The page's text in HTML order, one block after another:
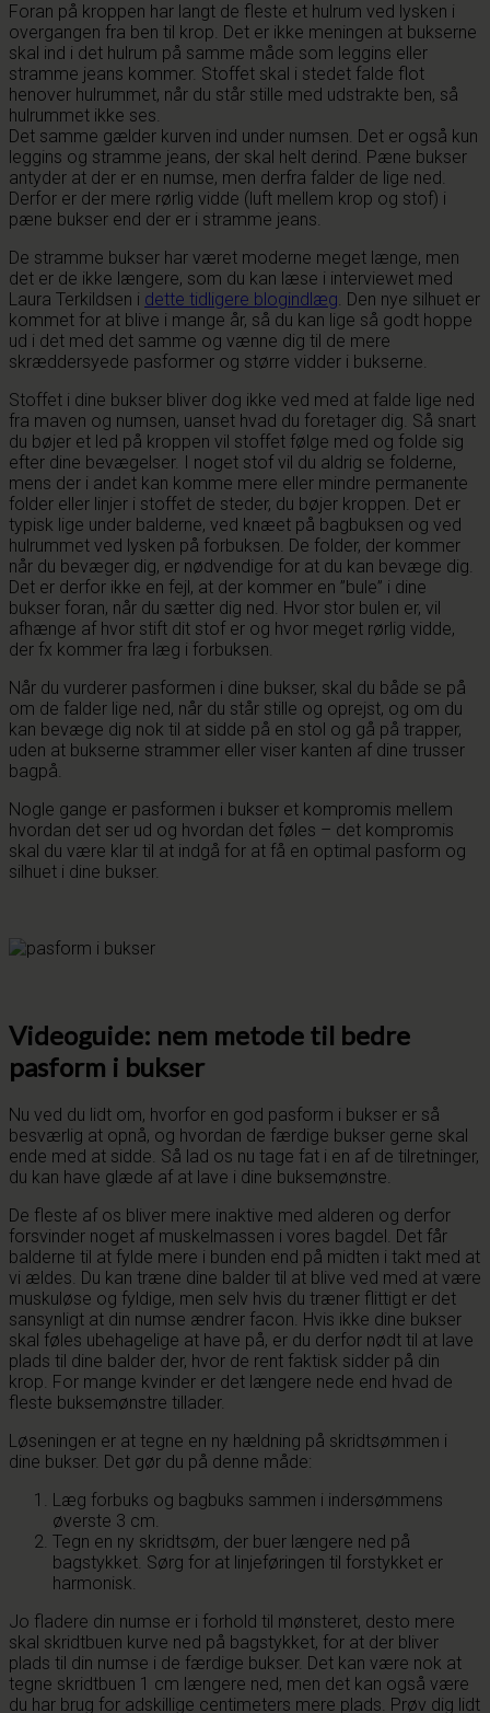
Foran på kroppen har langt de fleste et hulrum ved lysken i
overgangen fra ben til krop. Det er ikke meningen at bukserne
skal ind i det hulrum på samme måde som leggins eller
stramme jeans kommer. Stoffet skal i stedet falde flot
henover hulrummet, når du står stille med udstrakte ben, så
hulrummet ikke ses.
Det samme gælder kurven ind under numsen. Det er også kun
leggins og stramme jeans, der skal helt derind. Pæne bukser
antyder at der er en numse, men derfra falder de lige ned.
Derfor er der mere rørlig vidde (luft mellem krop og stof) i
pæne bukser end der er i stramme jeans.
De stramme bukser har været moderne meget længe, men
det er de ikke længere, som du kan læse i interviewet med
Laura Terkildsen i dette tidligere blogindlæg. Den nye silhuet er
kommet for at blive i mange år, så du kan lige så godt hoppe
ud i det med det samme og vænne dig til de mere
skræddersyede pasformer og større vidder i bukserne.
Stoffet i dine bukser bliver dog ikke ved med at falde lige ned
fra maven og numsen, uanset hvad du foretager dig. Så snart
du bøjer et led på kroppen vil stoffet følge med og folde sig
efter dine bevægelser. I noget stof vil du aldrig se folderne,
mens der i andet kan komme mere eller mindre permanente
folder eller linjer i stoffet de steder, du bøjer kroppen. Det er
typisk lige under balderne, ved knæet på bagbuksen og ved
hulrummet ved lysken på forbuksen. De folder, der kommer
når du bevæger dig, er nødvendige for at du kan bevæge dig.
Det er derfor ikke en fejl, at der kommer en ”bule” i dine
bukser foran, når du sætter dig ned. Hvor stor bulen er, vil
afhænge af hvor stift dit stof er og hvor meget rørlig vidde,
der fx kommer fra læg i forbuksen.
Når du vurderer pasformen i dine bukser, skal du både se på
om de falder lige ned, når du står stille og oprejst, og om du
kan bevæge dig nok til at sidde på en stol og gå på trapper,
uden at bukserne strammer eller viser kanten af dine trusser
bagpå.
Nogle gange er pasformen i bukser et kompromis mellem
hvordan det ser ud og hvordan det føles – det kompromis
skal du være klar til at indgå for at få en optimal pasform og
silhuet i dine bukser.
Videoguide: nem metode til bedre
pasform i bukser
Nu ved du lidt om, hvorfor en god pasform i bukser er så
besværlig at opnå, og hvordan de færdige bukser gerne skal
ende med at sidde. Så lad os nu tage fat i en af de tilretninger,
du kan have glæde af at lave i dine buksemønstre.
De fleste af os bliver mere inaktive med alderen og derfor
forsvinder noget af muskelmassen i vores bagdel. Det får
balderne til at fylde mere i bunden end på midten i takt med at
vi ældes. Du kan træne dine balder til at blive ved med at være
muskuløse og fyldige, men selv hvis du træner flittigt er det
sansynligt at din numse ændrer facon. Hvis ikke dine bukser
skal føles ubehagelige at have på, er du derfor nødt til at lave
plads til dine balder der, hvor de rent faktisk sidder på din
krop. For mange kvinder er det længere nede end hvad de
fleste buksemønstre tillader.
Løseningen er at tegne en ny hældning på skridtsømmen i
dine bukser. Det gør du på denne måde:
Læg forbuks og bagbuks sammen i indersømmens
øverste 3 cm.
Tegn en ny skridtsøm, der buer længere ned på
bagstykket. Sørg for at linjeføringen til forstykket er
harmonisk.
Jo fladere din numse er i forhold til mønsteret, desto mere
skal skridtbuen kurve ned på bagstykket, for at der bliver
plads til din numse i de færdige bukser. Det kan være nok at
tegne skridtbuen 1 cm længere ned, men det kan også være
du har brug for adskillige centimeters mere plads. Prøv dig lidt